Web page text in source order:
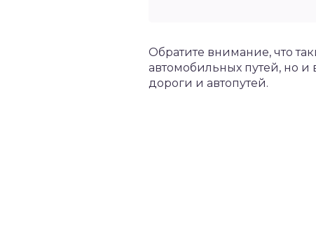
Обратите внимание, что
автомобильных путей, но и
дороги и автопутей.